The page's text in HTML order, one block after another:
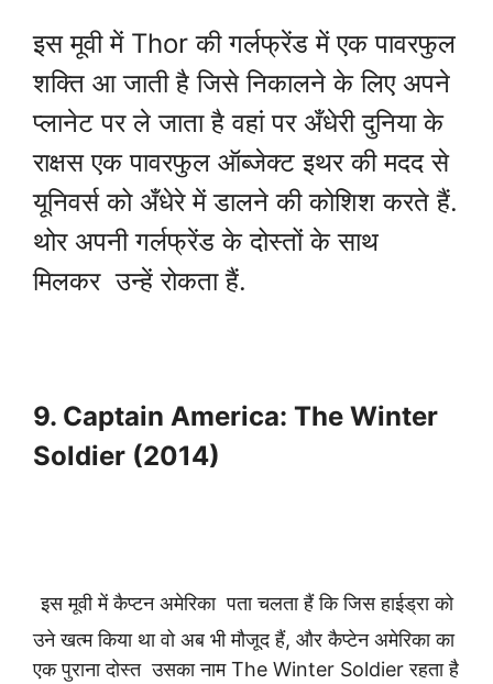
इस मूवी में Thor की गर्लफ्रेंड में एक पावरफुल
शक्ति आ जाती है जिसे निकालने के लिए अपने
प्लानेट पर ले जाता है वहां पर अँधेरी दुनिया के
राक्षस एक पावरफुल ऑब्जेक्ट इथर की मदद से
यूनिवर्स को अँधेरे में डालने की कोशिश करते हैं.
थोर अपनी गर्लफ्रेंड के दोस्तों के साथ
मिलकर उन्हें रोकता हैं.
9. Captain America: The Winter
Soldier (2014)
इस मूवी में कैप्टन अमेरिका पता चलता हैं कि जिस हाईड्रा को
उने खत्म किया था वो अब भी मौजूद हैं, और कैप्टेन अमेरिका का
एक पुराना दोस्त उसका नामThe Winter Soldier रहता है